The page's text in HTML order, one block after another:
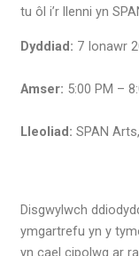
tu ôl i’r llenni yn
Dyddiad: 7 Ionawr
Amser: 5:00 PM –
Lleoliad: SPAN
Disgwylwch
ymgartrefu yn y
yn cael cipolwg ar